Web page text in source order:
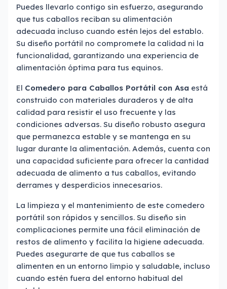
Puedes llevarlo contigo sin esfuerzo, asegurando
que tus caballos reciban su alimentación
adecuada incluso cuando estén lejos del establo.
Su diseño portátil no compromete la calidad ni la
funcionalidad, garantizando una experiencia de
alimentación óptima para tus equinos.
El Comedero para Caballos Portátil con Asa está
construido con materiales duraderos y de alta
calidad para resistir el uso frecuente y las
condiciones adversas. Su diseño robusto asegura
que permanezca estable y se mantenga en su
lugar durante la alimentación. Además, cuenta con
una capacidad suficiente para ofrecer la cantidad
adecuada de alimento a tus caballos, evitando
derrames y desperdicios innecesarios.
La limpieza y el mantenimiento de este comedero
portátil son rápidos y sencillos. Su diseño sin
complicaciones permite una fácil eliminación de
restos de alimento y facilita la higiene adecuada.
Puedes asegurarte de que tus caballos se
alimenten en un entorno limpio y saludable, incluso
cuando estén fuera del entorno habitual del